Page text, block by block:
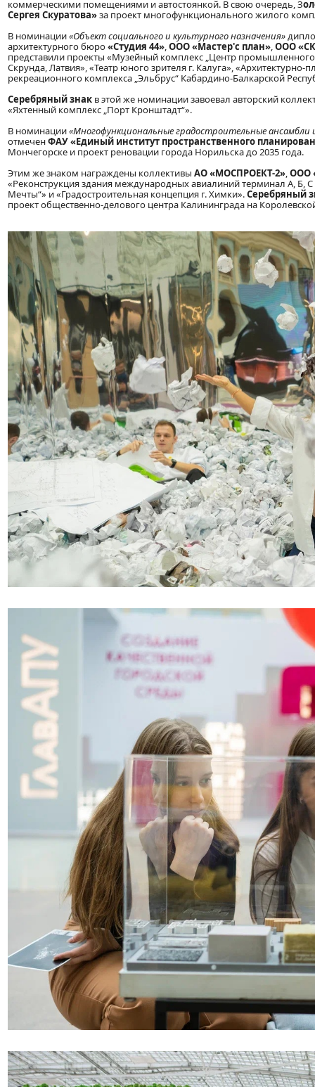
коммерческими помещениями и автостоянкой. В свою очередь, З
Сергея Скуратова»за проект многофункционального жилого
В номинации«Объект социального и культурного назначения»
архитектурного бюро«Студия 44»,ООО «Мастер'c план»,ООО
представили проекты «Музейный комплекс „Центр
Скрунда, Латвия», «Театр юного зрителя г. Калуга»,
рекреационного комплекса „Эльбрус“ Кабардино-Балкарской
Серебряный знак в этой же номинации завоевал авторский
«Яхтенный комплекс „Порт Кронштадт“».
В номинации«Многофункциональные градостроительные ансамбли
отмеченФАУ «Единый институт пространственного
Мончегорске и проект реновации города Норильска до 2035 года.
Этим же знаком награждены коллективы АО «МОСПРОЕКТ-2»,ООО
«Реконструкция здания международных авиалиний терминал А, Б,
Мечты“» и «Градостроительная концепция г. Химки».Серебряный
проект общественно-делового центра Калининграда на